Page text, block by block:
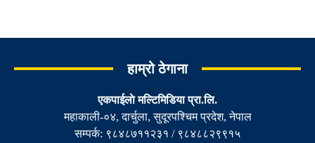
हाम्रो ठेगाना
एकपाईलाे मल्टिमिडिया प्रा.लि.
महाकाली-०४, दार्चुला, सुदूरपश्चिम प्रदेश, नेपाल
सम्पर्क: ९८४८७११२३१ / ९८४८८२९९१५